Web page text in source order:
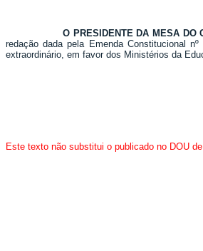
O PRESIDENTE DA MESA DO
redação dada pela Emenda Constitucional
extraordinário, em favor dos Ministérios da
Este texto não substitui o publicado no DOU